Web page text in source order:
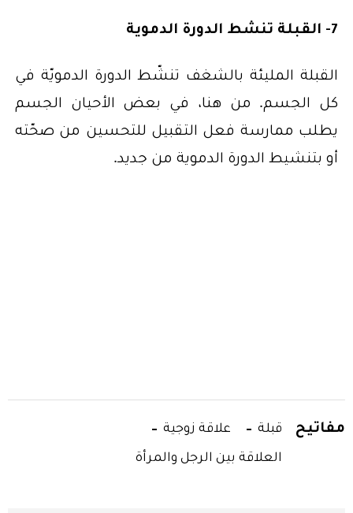
7- القبلة تنشط الدورة الدموية
القبلة المليئة بالشغف تنشّط الدورة الدمويّة في
كل الجسم. من هنا، في بعض الأحيان الجسم
يطلب ممارسة فعل التقبيل للتحسين من صحّته
أو بتنشيط الدورة الدموية من جديد.
مفاتيح قبلة
علاقة زوجية
العلاقة بين الرجل والمرأة